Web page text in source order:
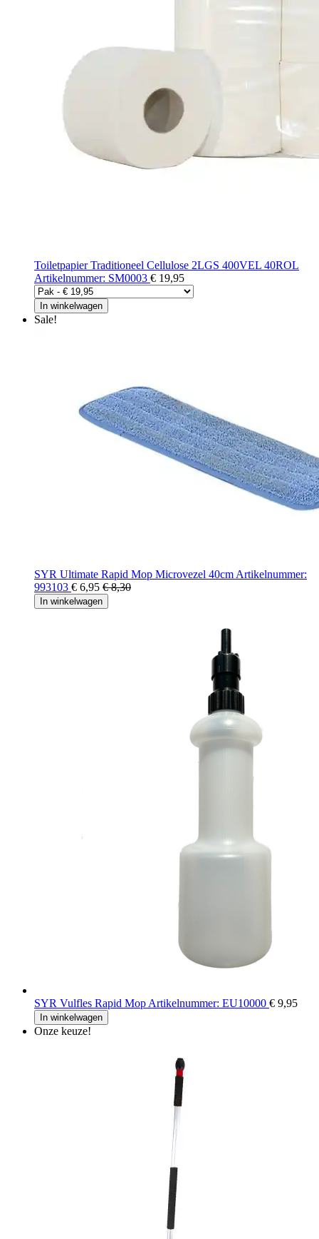
Toiletpapier Traditioneel Cellulose 2LGS 400VEL 40ROL
Artikelnummer: SM0003 € 19,95
In winkelwagen
Sale!
SYR Ultimate Rapid Mop Microvezel 40cm Artikelnummer:
993103 € 6,95 € 8,30
In winkelwagen
SYR Vulfles Rapid Mop Artikelnummer: EU10000 € 9,95
In winkelwagen
Onze keuze!